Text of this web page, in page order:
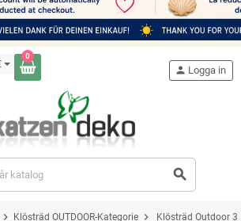
0
search
person Logga in
chevron_right Klösträd OUTDOOR-Kategorie chevron_right Klösträd Outdoor 3